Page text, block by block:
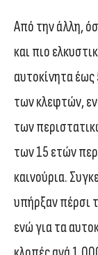
Από την άλλη,
και πιο
αυτοκίνητα
των κλεφτών,
των
των 15 ετών
καινούρια.
υπήρξαν πέρσι
ενώ για τα